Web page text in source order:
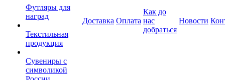
Футляры для
наград
Текстильная
продукция
Сувениры с
символикой
Доставка Оплата
Как до
нас
добраться
Новости